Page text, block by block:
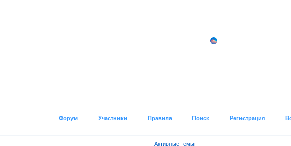
Форум Участники Правила Поиск Регистрация
Активные темы